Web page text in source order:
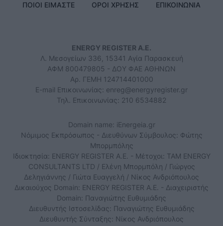
ΠΟΙΟΙ ΕΙΜΑΣΤΕ ΟΡΟΙ ΧΡΗΣΗΣ ΕΠΙΚΟΙΝΩΝΙΑ
ENERGY REGISTER Α.Ε.
Λ. Μεσογείων 336, 15341 Αγία Παρασκευή
ΑΦΜ 800479805 - ΔΟΥ ΦΑΕ ΑΘΗΝΩΝ
Αρ. ΓΕΜΗ 124714401000
E-mail Επικοινωνίας: enreg@energyregister.gr
Τηλ. Επικοινωνίας: 210 6534882
Domain name: iEnergeia.gr
Νόμιμος Εκπρόσωπος - Διευθύνων Σύμβουλος: Φώτης
Μπορμπόλης
Ιδιοκτησία: ENERGY REGISTER Α.Ε. - Μέτοχοι: TAM ENERGY
CONSULTANTS LTD / Ελένη Μπορμπόλη / Γιώργος
Δεληγιάννης / Γιώτα Ευαγγελή / Νίκος Ανδριόπουλος
Δικαιούχος Domain: ENERGY REGISTER Α.Ε. - Διαχειριστής
Domain: Παναγιώτης Ευθυμιάδης
Διευθυντής Ιστοσελίδας: Παναγιώτης Ευθυμιάδης
Διευθυντής Σύνταξης: Νίκος Ανδριόπουλος